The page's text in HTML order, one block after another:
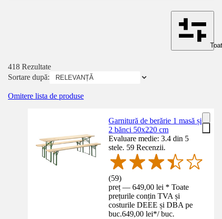
418 Rezultate
Sortare după:
Omitere lista de produse
Garnitură de berărie 1 masă și
2 bănci 50x220 cm
Evaluare medie: 3.4 din 5
stele. 59 Recenzii.
(59)
preț — 649,00 lei * Toate
prețurile conțin TVA și
costurile DEEE și DBA pe
buc.649,00 lei*/ buc.